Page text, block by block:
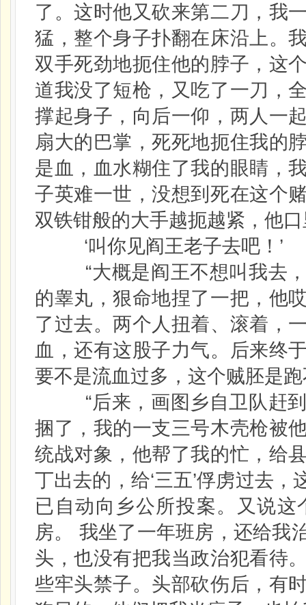
了。这时他又砍来第二刀，我
猛，整个身子扑翻在床沿上。
双手死劲地扼住他的脖子，这
道我没了短枪，又吃了一刀，
撑起身子，向后一仰，两人一
扇大的巴掌，死死地扼住我的
是血，血水糊住了我的眼睛，
子英难一世，没想到死在这个
双铁钳般的大手越扼越紧，他
‘叫你见阎王老子去吧！’
“大概是阎王不想叫我去，
的睾丸，狠命地捏了一把，他
了过去。两个人扭着、滚着，
血，还有这股子力气。后来终
要不是流血过多，这个贼胚是
“后来，画图乡自卫队赶到
捆了，我的一支三号木壳枪被
统战对象，他帮了我的忙，给
丁出去的，给‘三五’俘虏过去
已自动向乡公所投案。又说
房。 我坐了一年班房，还给我
头，也没有把我当政治犯看待
些牢头禁子。头部砍伤后，有